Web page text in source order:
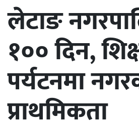
लेटाङ
१०० दिन,
पर्यटनमा
प्राथमिकता